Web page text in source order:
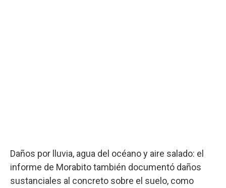
Daños por lluvia, agua del océano y aire salado: el
informe de Morabito también documentó daños
sustanciales al concreto sobre el suelo, como